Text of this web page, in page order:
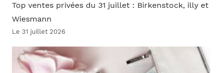
Top ventes privées du 31 juillet : Birkenstock, illy et
Wiesmann
Le 31 juillet 2026